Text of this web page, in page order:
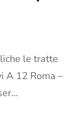
le tratte
A 12 Roma –